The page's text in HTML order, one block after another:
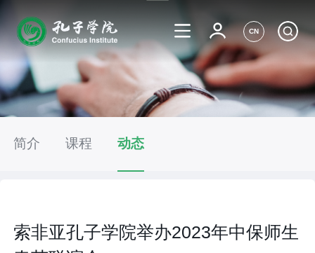
CN
简介 课程 动态
索非亚孔子学院举办2023年中保师生